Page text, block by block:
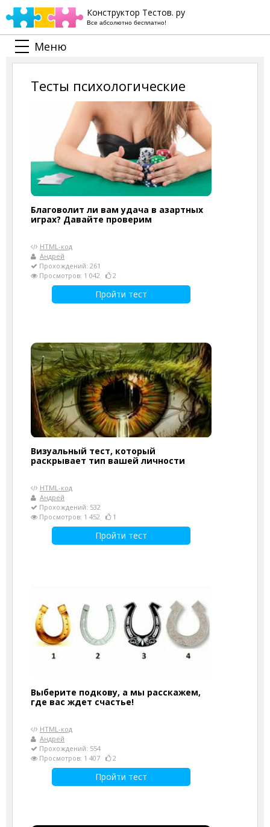
Конструктор Тестов. ру
Все абсолютно бесплатно!
Меню
Тесты психологические
Благоволит ли вам удача в азартных
играх? Давайте проверим
HTML-код
Андрей
Прохождений: 261
Просмотров: 1 042
2
Пройти тест
Визуальный тест, который
раскрывает тип вашей личности
HTML-код
Андрей
Прохождений: 532
Просмотров: 1 452
1
Пройти тест
Выберите подкову, а мы расскажем,
где вас ждет счастье!
HTML-код
Андрей
Прохождений: 554
Просмотров: 1 407
2
Пройти тест